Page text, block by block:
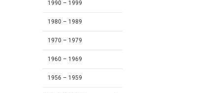
1990 – 1999
1980 – 1989
1970 – 1979
1960 – 1969
1956 – 1959